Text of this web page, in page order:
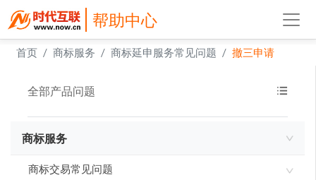
帮助中心
首页 商标服务 商标延申服务常见问题 撤三申请
全部产品问题
商标服务
商标交易常见问题